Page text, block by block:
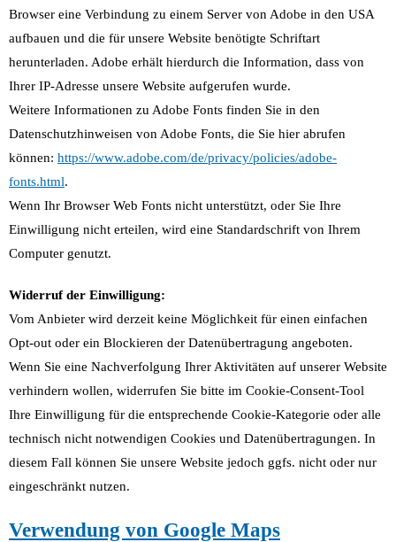
Browser eine Verbindung zu einem Server von Adobe in den USA
aufbauen und die für unsere Website benötigte Schriftart
herunterladen. Adobe erhält hierdurch die Information, dass von
Ihrer IP-Adresse unsere Website aufgerufen wurde.
Weitere Informationen zu Adobe Fonts finden Sie in den
Datenschutzhinweisen von Adobe Fonts, die Sie hier abrufen
können: https://www.adobe.com/de/privacy/policies/adobe-
fonts.html.
Wenn Ihr Browser Web Fonts nicht unterstützt, oder Sie Ihre
Einwilligung nicht erteilen, wird eine Standardschrift von Ihrem
Computer genutzt.
Widerruf der Einwilligung:
Vom Anbieter wird derzeit keine Möglichkeit für einen einfachen
Opt-out oder ein Blockieren der Datenübertragung angeboten.
Wenn Sie eine Nachverfolgung Ihrer Aktivitäten auf unserer Website
verhindern wollen, widerrufen Sie bitte im Cookie-Consent-Tool
Ihre Einwilligung für die entsprechende Cookie-Kategorie oder alle
technisch nicht notwendigen Cookies und Datenübertragungen. In
diesem Fall können Sie unsere Website jedoch ggfs. nicht oder nur
eingeschränkt nutzen.
Verwendung von Google Maps